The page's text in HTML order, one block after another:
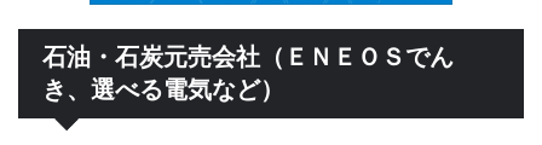
石油・石炭元売会社（ＥＮＥＯＳでん
き、選べる電気など）